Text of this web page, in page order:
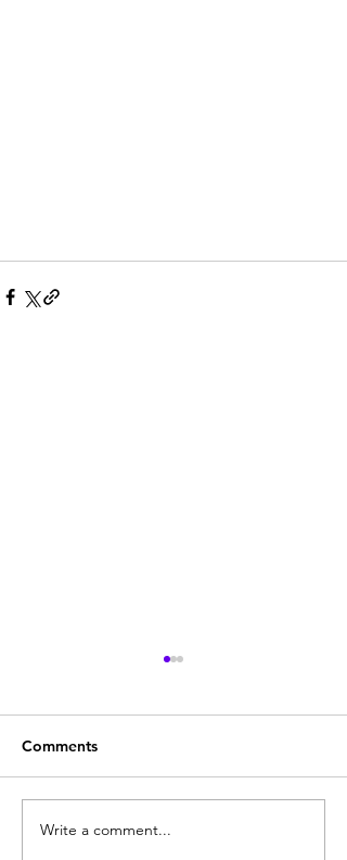
Quodlibeta Cartesiana
Comments
Write a comment...